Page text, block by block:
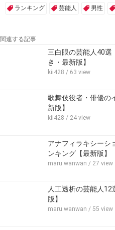
ランキング 芸能人 男性
関連する記事
三白眼の芸能人40選
き・最新版】
kii428 / 63 view
歌舞伎役者・俳優の
新版】
kii428 / 24 view
アナフィラキシーシ
ンキング【最新版】
maru.wanwan / 27 view
人工透析の芸能人
版】
maru.wanwan / 55 view